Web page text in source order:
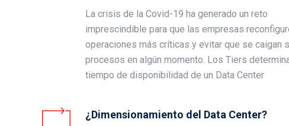
La crisis de la Covid-19 ha generado un reto
imprescindible para que las empresas
operaciones más críticas y evitar que se caigan
procesos en algún momento. Los Tiers
tiempo de disponibilidad de un Data Center
¿Dimensionamiento del Data Center?